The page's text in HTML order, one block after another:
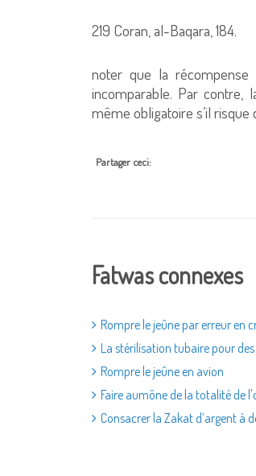
219 Coran, al-Baqara, 184.
noter que la
incomparable. Par
même obligatoire s’il risque
Partager ceci:
Fatwas connexes
Rompre le jeûne par erreur en
La stérilisation tubaire pour
Rompre le jeûne en avion
Faire aumône de la totalité de
Consacrer la Zakat d’argent à